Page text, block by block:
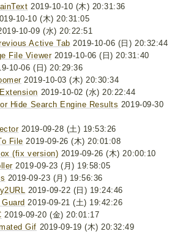
2019-10-10 (木) 20:31:36
10-10 (木) 20:31:05
10-09 (水) 20:22:51
Active Tab 2019-10-06 (日) 20:32:44
File Viewer2019-10-06 (日) 20:31:40
10-06 (日) 20:29:36
2019-10-03 (木) 20:30:34
2019-10-02 (水) 20:22:44
Hide Search Engine Results 2019-09-30
2019-09-28 (土) 19:53:26
File 2019-09-26 (木) 20:01:08
(fix version) 2019-09-26 (木) 20:00:10
2019-09-23 (月) 19:58:05
2019-09-23 (月) 19:56:36
2019-09-22 (日) 19:24:46
2019-09-21 (土) 19:42:26
2019-09-20 (金) 20:01:17
Gif 2019-09-19 (木) 20:32:49